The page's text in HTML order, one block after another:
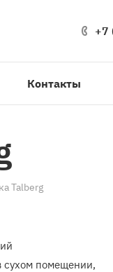
+7
Контакты
Talberg
сухом помещении,